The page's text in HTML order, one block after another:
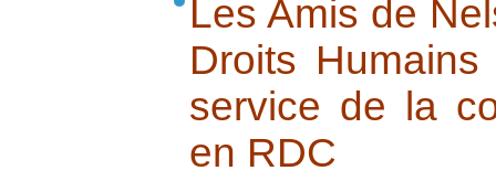
Les Amis de
Droits
service de la
en RDC